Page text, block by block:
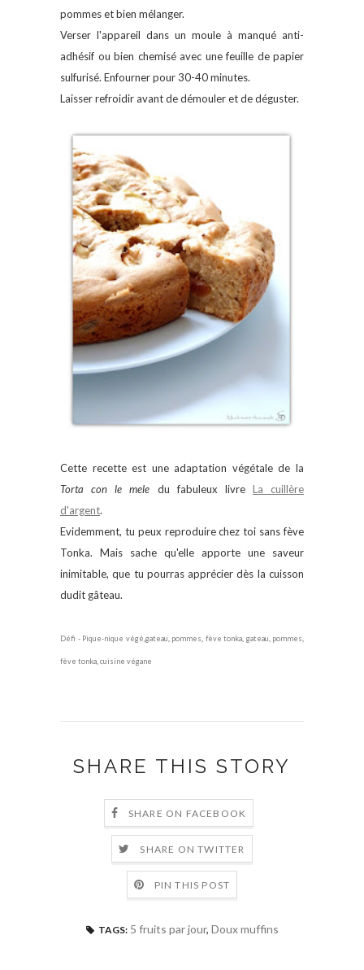
pommes et bien mélanger.
Verser l'appareil dans un moule à manqué anti-
adhésif ou bien chemisé avec une feuille de papier
sulfurisé. Enfourner pour 30-40 minutes.
Laisser refroidir avant de démouler et de déguster.
Cette recette est une adaptation végétale de la
Torta con le mele du fabuleux livre La cuillère
d'argent.
Evidemment, tu peux reproduire chez toi sans fève
Tonka. Mais sache qu'elle apporte une saveur
inimitable, que tu pourras apprécier dès la cuisson
dudit gâteau.
Défi - Pique-nique végé gateau pommes fève tonka gateau pommes
fève tonka cuisine végane
SHARE THIS STORY
SHARE ON FACEBOOK
SHARE ON TWITTER
PIN THIS POST
TAGS: 5 fruits par jour, Doux muffins